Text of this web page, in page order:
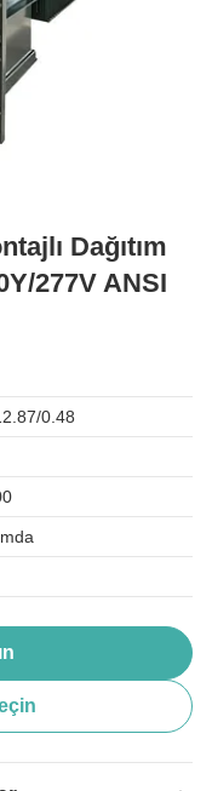
Dağıtım
277V ANSI
0.48